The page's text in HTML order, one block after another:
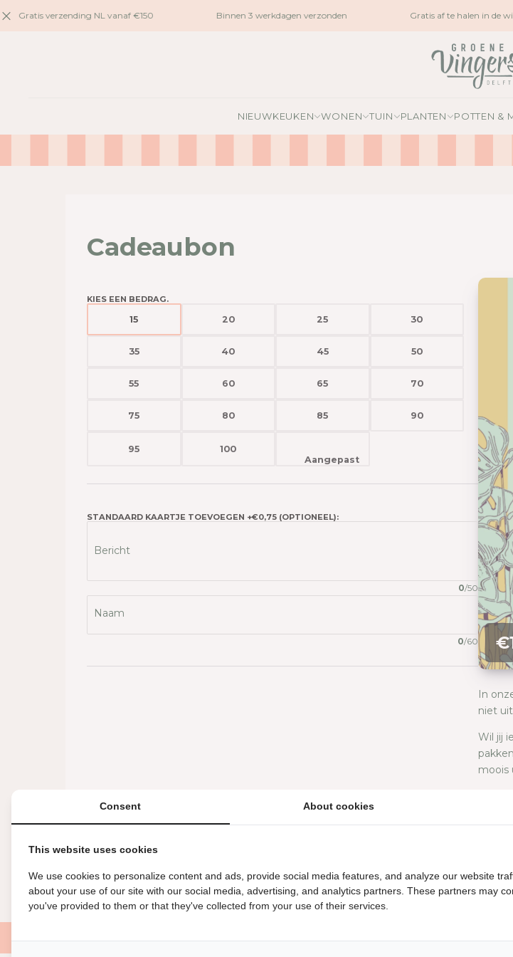
naar
Gratis verzending NL vanaf €150 Binnen 3 werkdagen verzonden Gratis af te halen in de
NIEUWKEUKEN WONEN TUIN PLANTEN POTTEN &
Cadeaubon
KIES EEN BEDRAG.
15 20 25 30
35 40 45 50
55 60 65 70
75 80 85 90
95 100
STANDAARD KAARTJE TOEVOEGEN +€0,75 (OPTIONEEL):
Bericht
0/50
Naam
0/60
In
niet
Wil jij
moois
Consent About cookies
This website uses cookies
We use cookies to personalize content and ads, provide social media features, and analyze our website
about your use of our site with our social media, advertising, and analytics partners. These partners may
you've provided to them or that they've collected from your use of their services.